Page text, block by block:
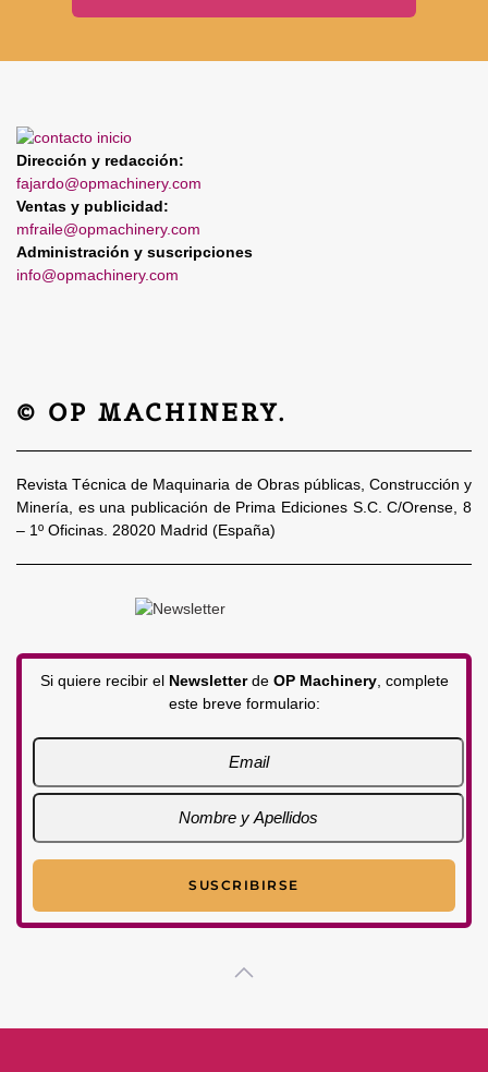
Dirección y redacción:
fajardo@opmachinery.com
Ventas y publicidad:
mfraile@opmachinery.com
Administración y suscripciones
info@opmachinery.com
© OP MACHINERY.
Revista Técnica de Maquinaria de Obras públicas, Construcción y
Minería, es una publicación de Prima Ediciones S.C. C/Orense, 8
– 1º Oficinas. 28020 Madrid (España)
Si quiere recibir el Newsletterde OP Machinery, complete
este breve formulario: